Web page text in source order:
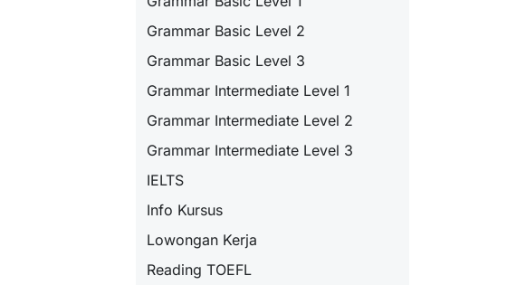
Grammar Basic Level 2
Grammar Basic Level 3
Grammar Intermediate Level 1
Grammar Intermediate Level 2
Grammar Intermediate Level 3
IELTS
Info Kursus
Lowongan Kerja
Reading TOEFL